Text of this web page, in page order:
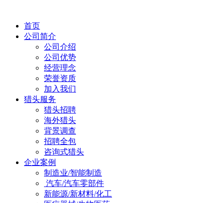
首页
公司简介
公司介绍
公司优势
经营理念
荣誉资质
加入我们
猎头服务
猎头招聘
海外猎头
背景调查
招聘全包
咨询式猎头
企业案例
制造业/智能制造
汽车/汽车零部件
新能源/新材料/化工